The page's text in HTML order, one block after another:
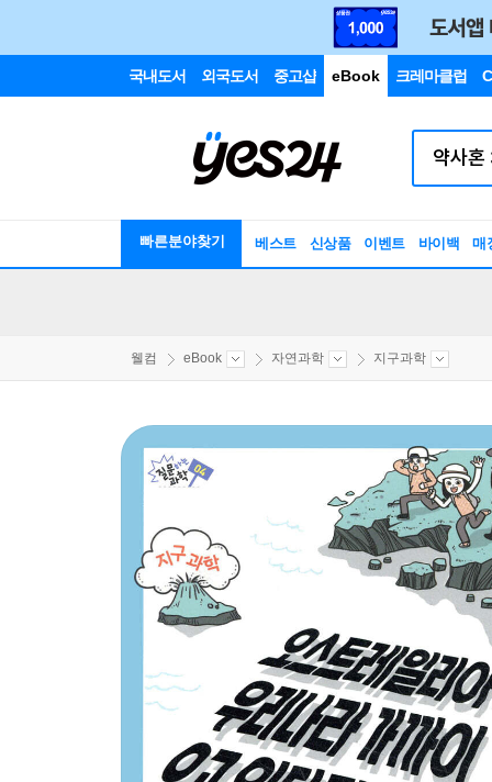
국내도서 외국도서 중고샵 eBook 크레마클럽
빠른분야찾기 베스트 신상품 이벤트 바이백 매
웰컴 eBook 자연과학 지구과학